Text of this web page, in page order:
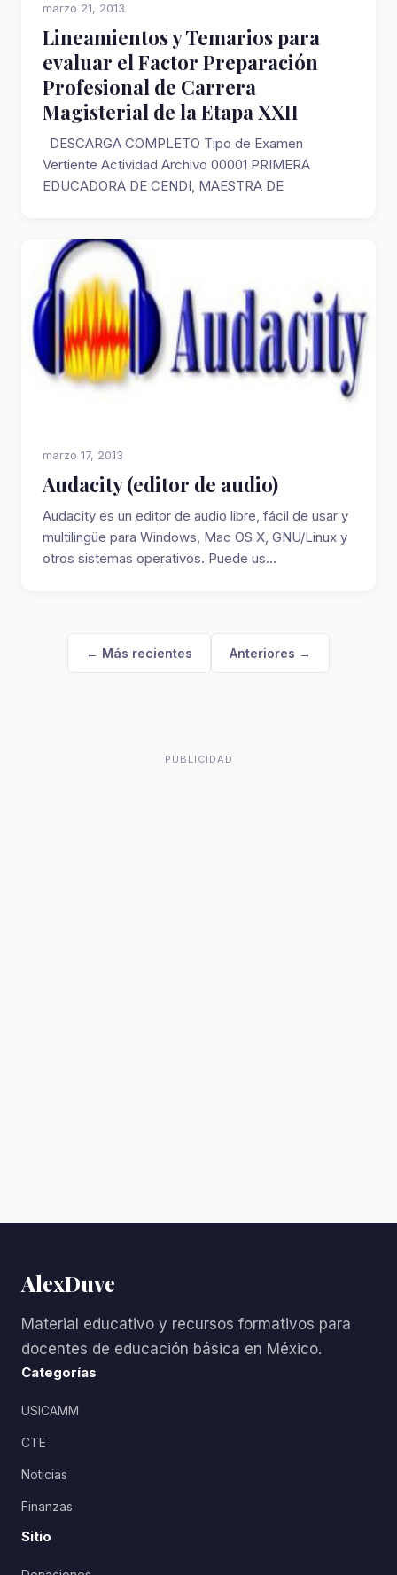
marzo 21, 2013
Lineamientos y Temarios para
evaluar el Factor Preparación
Profesional de Carrera
Magisterial de la Etapa XXII
DESCARGA COMPLETO Tipo de Examen
Vertiente Actividad Archivo 00001 PRIMERA
EDUCADORA DE CENDI, MAESTRA DE
marzo 17, 2013
Audacity (editor de audio)
Audacity es un editor de audio libre, fácil de usar y
multilingüe para Windows, Mac OS X, GNU/Linux y
otros sistemas operativos. Puede us...
← Más recientes Anteriores →
PUBLICIDAD
AlexDuve
Material educativo y recursos formativos para
docentes de educación básica en México.
Categorías
USICAMM
CTE
Noticias
Finanzas
Sitio